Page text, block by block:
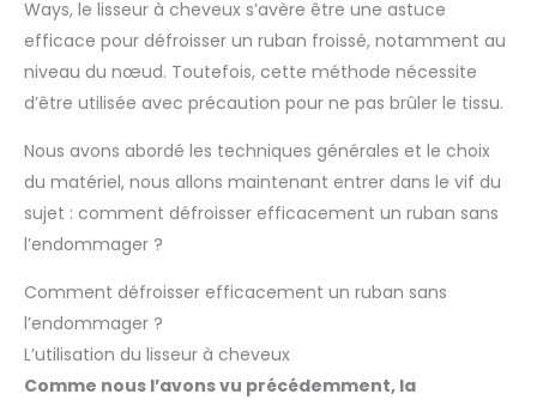
Ways, le lisseur à cheveux s’avère être une astuce
efficace pour défroisser un ruban froissé, notamment au
niveau du nœud. Toutefois, cette méthode nécessite
d’être utilisée avec précaution pour ne pas brûler le tissu.
Nous avons abordé les techniques générales et le choix
du matériel, nous allons maintenant entrer dans le vif du
sujet : comment défroisser efficacement un ruban sans
l’endommager ?
Comment défroisser efficacement un ruban sans
l’endommager ?
L’utilisation du lisseur à cheveux
Comme nous l’avons vu précédemment, la